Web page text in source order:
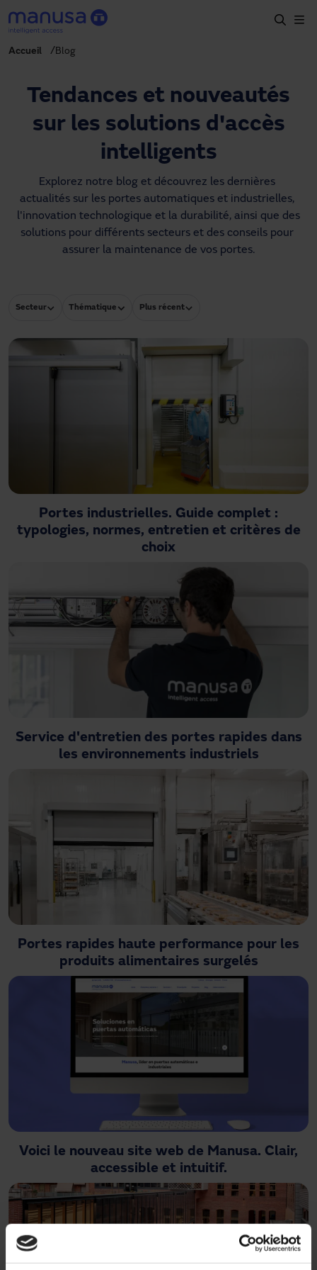
Aller au contenu principal
Produits et secteurs
Services
Projets
Blog
À propos de nous
Accueil Blog
Tendances et nouveautés
sur les solutions d'accès
intelligents
Explorez notre blog et découvrez les dernières
actualités sur les portes automatiques et industrielles,
l'innovation technologique et la durabilité, ainsi que des
solutions pour différents secteurs et des conseils pour
assurer la maintenance de vos portes.
Secteur Thématique Plus récent
Portes industrielles. Guide complet :
typologies, normes, entretien et critères de
choix
Service d'entretien des portes rapides dans
les environnements industriels
Portes rapides haute performance pour les
produits alimentaires surgelés
Voici le nouveau site web de Manusa. Clair,
accessible et intuitif.